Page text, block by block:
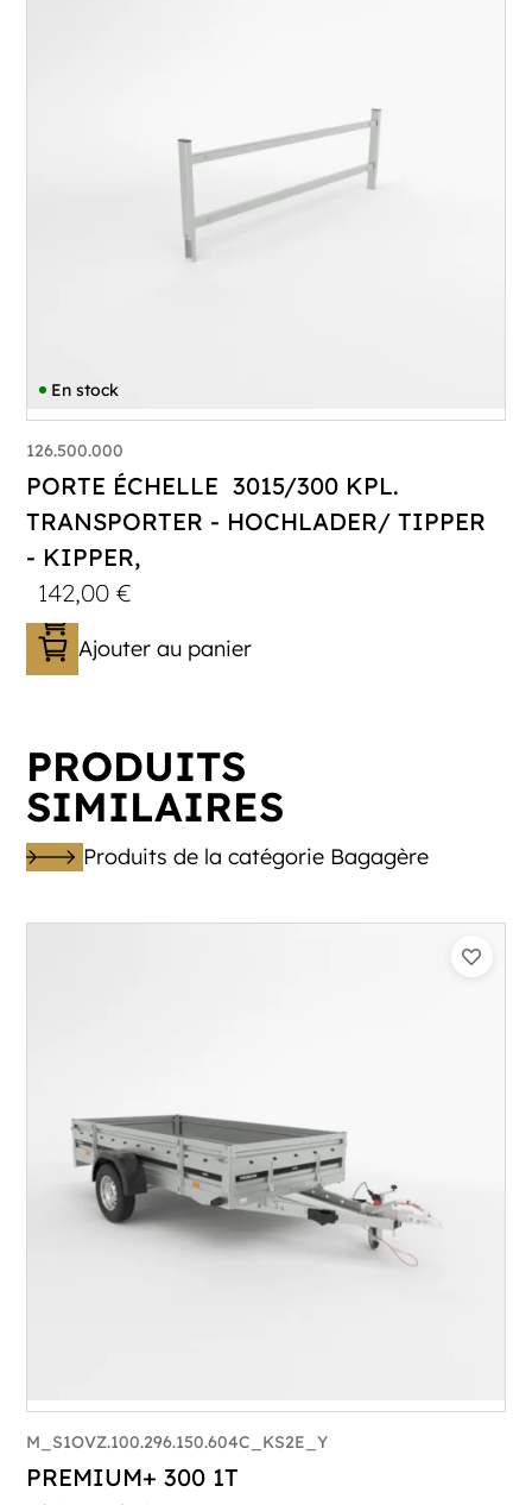
En stock
126.500.000
PORTE ÉCHELLE 3015/300 KPL.
TRANSPORTER - HOCHLADER/ TIPPER
- KIPPER,
142,00€
Ajouter au panier
PRODUITS
SIMILAIRES
Produits de la catégorie Bagagère
M_S1OVZ.100.296.150.604C_KS2E_Y
PREMIUM+ 300 1T